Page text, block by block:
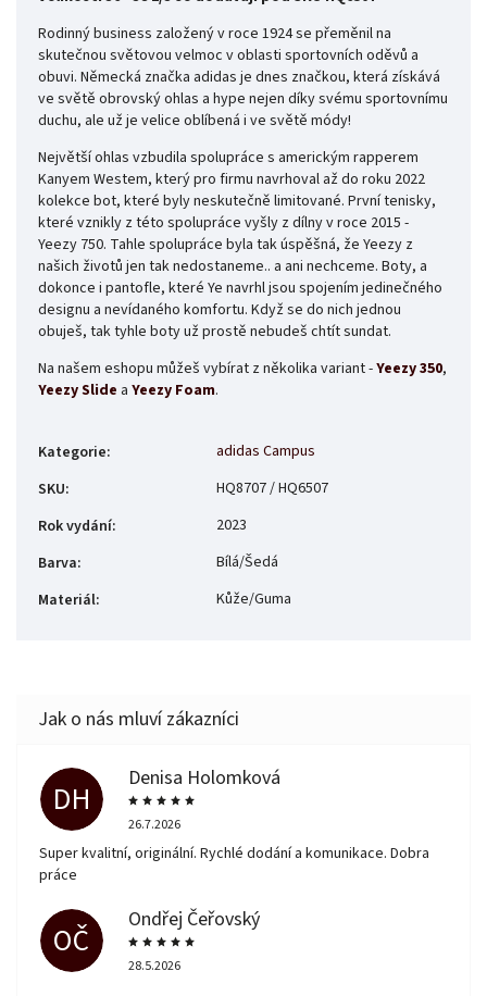
Rodinný business založený v roce 1924 se přeměnil na
skutečnou světovou velmoc v oblasti sportovních oděvů a
obuvi. Německá značka adidas je dnes značkou, která získává
ve světě obrovský ohlas a hype nejen díky svému sportovnímu
duchu, ale už je velice oblíbená i ve světě módy!
Největší ohlas vzbudila spolupráce s americkým rapperem
Kanyem Westem, který pro firmu navrhoval až do roku 2022
kolekce bot, které byly neskutečně limitované. První tenisky,
které vznikly z této spolupráce vyšly z dílny v roce 2015 -
Yeezy 750. Tahle spolupráce byla tak úspěšná, že Yeezy z
našich životů jen tak nedostaneme.. a ani nechceme. Boty, a
dokonce i pantofle, které Ye navrhl jsou spojením jedinečného
designu a nevídaného komfortu. Když se do nich jednou
obuješ, tak tyhle boty už prostě nebudeš chtít sundat.
Na našem eshopu můžeš vybírat z několika variant -Yeezy 350,
Yeezy Slide a Yeezy Foam.
Kategorie:
adidas Campus
SKU:
HQ8707 / HQ6507
Rok vydání:
2023
Barva:
Bílá/Šedá
Materiál: Kůže/Guma
DH
Denisa Holomková
26.7.2026
Super kvalitní, originální. Rychlé dodání a komunikace. Dobra
práce
OČ
Ondřej Čeřovský
28.5.2026